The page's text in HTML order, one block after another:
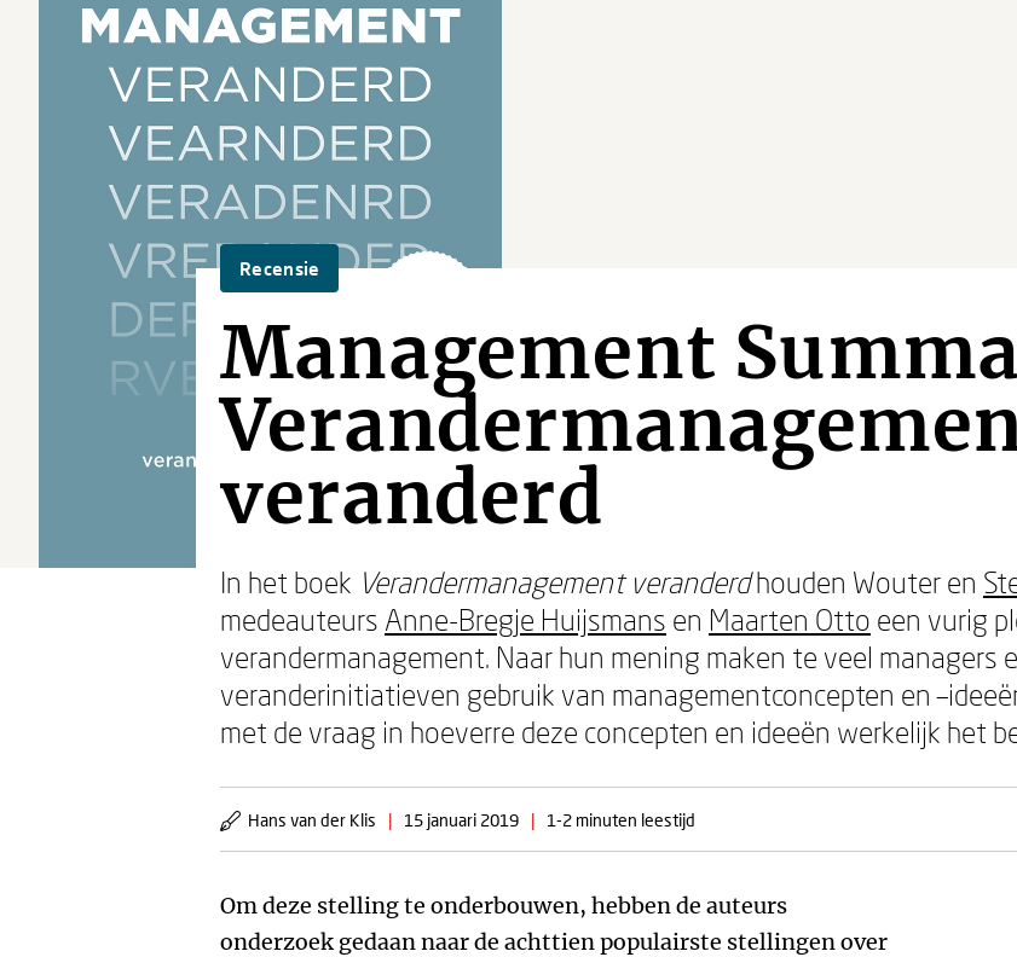
Recensie
Management
veranderd
In het boek Verandermanagement veranderdhouden Wouter en
medeauteurs Anne-Bregje Huijsmans en Maarten Otto een vurig
verandermanagement. Naar hun mening maken te veel managers
veranderinitiatieven gebruik van managementconcepten en
met de vraag in hoeverre deze concepten en ideeën werkelijk het
Hans van der Klis | 15 januari 2019 | 1-2 minuten leestijd
Om deze stelling te onderbouwen, hebben de auteurs
onderzoek gedaan naar de achttien populairste stellingen over